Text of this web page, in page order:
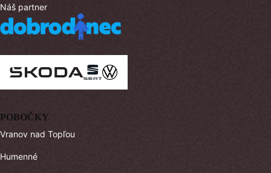
Náš partner
POBOČKY
Vranov nad Topľou
Humenné